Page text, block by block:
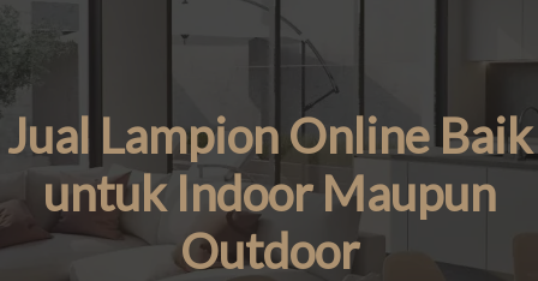
Jual Lampion Online Baik
untuk Indoor Maupun
Outdoor